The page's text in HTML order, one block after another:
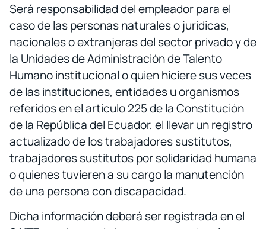
Será responsabilidad del empleador para el
caso de las personas naturales o jurídicas,
nacionales o extranjeras del sector privado y de
la Unidades de Administración de Talento
Humano institucional o quien hiciere sus veces
de las instituciones, entidades u organismos
referidos en el artículo 225 de la Constitución
de la República del Ecuador, el llevar un registro
actualizado de los trabajadores sustitutos,
trabajadores sustitutos por solidaridad humana
o quienes tuvieren a su cargo la manutención
de una persona con discapacidad.
Dicha información deberá ser registrada en el